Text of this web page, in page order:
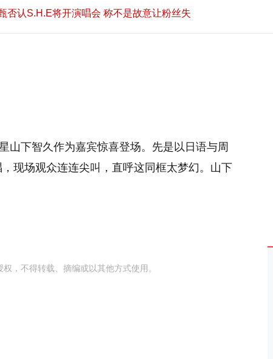
否认S.H.E将开演唱会 称不是故意让粉丝失
山下智久作为嘉宾惊喜登场。先是以日语与周
现场观众连连尖叫，直呼这同框太梦幻。山下
，不得转载、摘编或以其他方式使用。